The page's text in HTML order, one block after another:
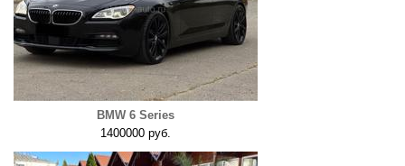
BMW 6 Series
1400000 руб.